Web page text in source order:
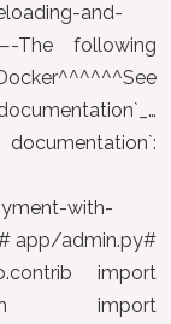
and-
The following
with-
app/admin.py#
import
import